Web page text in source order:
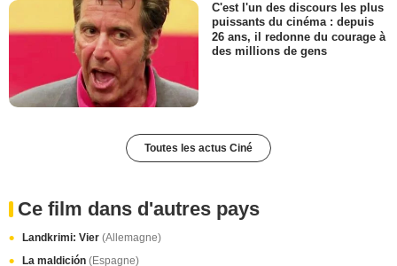
C'est l'un des discours les plus
puissants du cinéma : depuis
26 ans, il redonne du courage à
des millions de gens
Toutes les actus Ciné
Ce film dans d'autres pays
Landkrimi: Vier (Allemagne)
La maldición (Espagne)